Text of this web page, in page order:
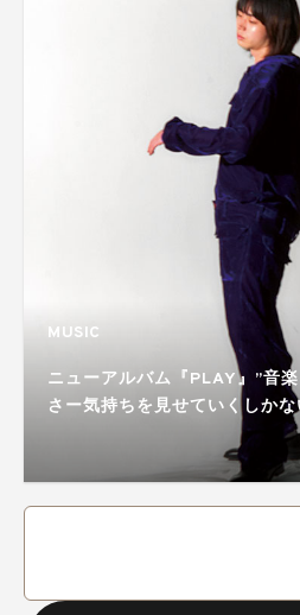
MUSIC
ニューアルバム『PLAY』”音
さー気持ちを見せていくしかな